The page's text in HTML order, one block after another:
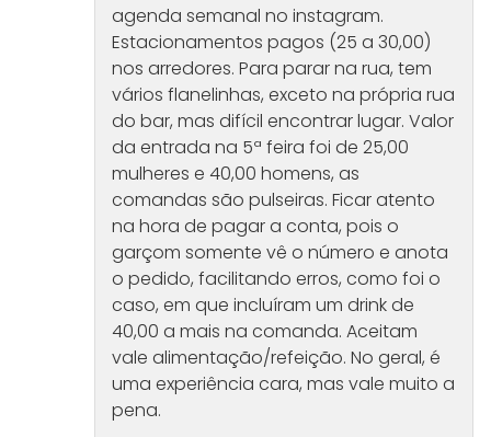
agenda semanal no instagram.
Estacionamentos pagos (25 a 30,00)
nos arredores. Para parar na rua, tem
vários flanelinhas, exceto na própria rua
do bar, mas difícil encontrar lugar. Valor
da entrada na 5ª feira foi de 25,00
mulheres e 40,00 homens, as
comandas são pulseiras. Ficar atento
na hora de pagar a conta, pois o
garçom somente vê o número e anota
o pedido, facilitando erros, como foi o
caso, em que incluíram um drink de
40,00 a mais na comanda. Aceitam
vale alimentação/refeição. No geral, é
uma experiência cara, mas vale muito a
pena.